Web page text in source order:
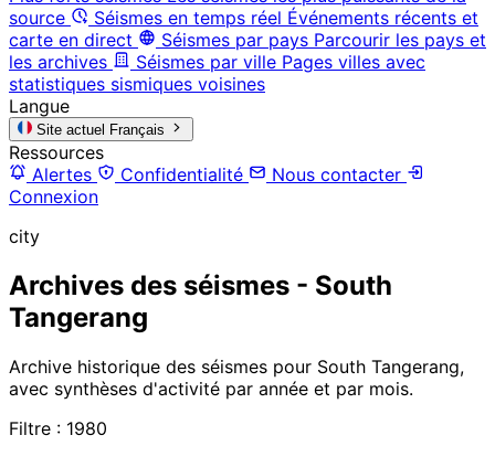
source
Séismes en temps réel Événements récents et
carte en direct
Séismes par pays Parcourir les pays et
les archives
Séismes par ville Pages villes avec
statistiques sismiques voisines
Langue
Site actuel Français
Ressources
Alertes
Confidentialité
Nous contacter
Connexion
city
Archives des séismes - South
Tangerang
Archive historique des séismes pour South Tangerang,
avec synthèses d'activité par année et par mois.
Filtre : 1980